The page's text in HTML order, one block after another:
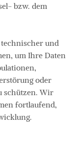
bzw. dem
und
um Ihre Daten
oder
schützen. Wir
fortlaufend,